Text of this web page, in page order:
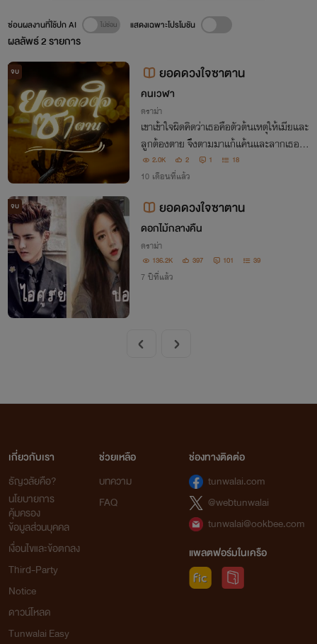
ผลลัพธ์2รายการ
ซ่อนผลงานที่ใช้ปก AI แสดงเฉพาะโปรโมชัน
จบ ยอดดวงใจซาตาน
คนเวฬา
ดราม่า
เขาเข้าใจผิดคิดว่าเธอคือตัวต้นเหตุให้เมียและ
ลูกต้องตาย จึงตามมาแก้แค้นและลากเธอก
ลับไปลงทัณฑ์ในนรกที่เขาได้สร้างขึ้น
2.0K 2 1 18
10 เดือนที่แล้ว
จบ ยอดดวงใจซาตาน
ดอกไม้กลางคืน
ดราม่า
136.2K 397 101 39
7 ปีที่แล้ว
เกี่ยวกับเรา
ธัญวลัยคือ?
นโยบายการ
คุ้มครอง
ข้อมูลส่วนบุคคล
เงื่อนไขและข้อตกลง
Third-Party
Notice
ดาวน์โหลด
Tunwalai Easy
ช่วยเหลือ
บทความ
FAQ
ช่องทางติดต่อ
tunwalai.com
@webtunwalai
tunwalai@ookbee.com
แพลตฟอร์มในเครือ